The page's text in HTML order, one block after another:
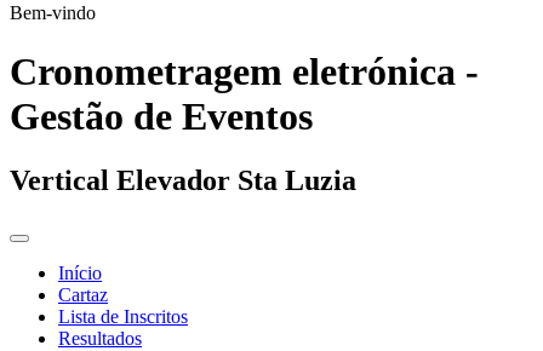
Bem-vindo
Cronometragem eletrónica -
Gestão de Eventos
Vertical Elevador Sta Luzia
Início
Cartaz
Lista de Inscritos
Resultados